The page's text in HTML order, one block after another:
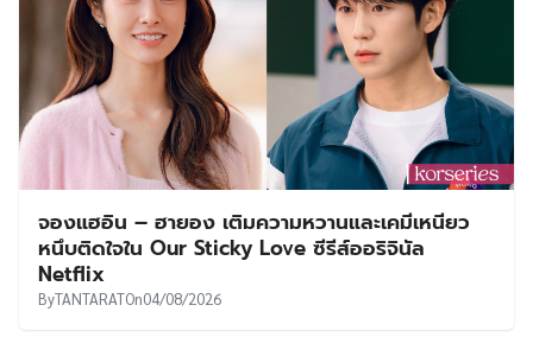
จองแฮอิน – ฮายอง เติมความหวานและเคมีเหนียว
หนึบติดใจใน Our Sticky Love ซีรีส์ออริจินัล
Netflix
ByTANTARATOn04/08/2026